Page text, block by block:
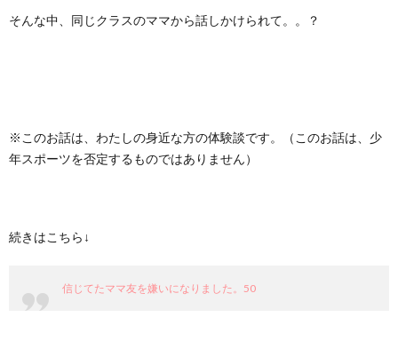
そんな中、同じクラスのママから話しかけられて。。？
※このお話は、わたしの身近な方の体験談です。（このお話は、少
年スポーツを否定するものではありません）
続きはこちら↓
信じてたママ友を嫌いになりました。50